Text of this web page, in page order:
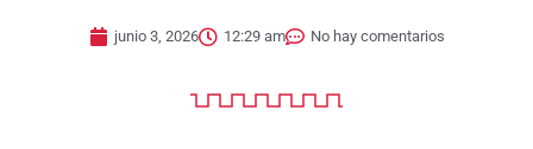
junio 3, 2026 12:29 am No hay comentarios